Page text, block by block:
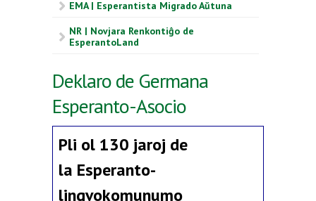
EMA | Esperantista Migrado Aŭtuna
NR | Novjara Renkontiĝo de
EsperantoLand
Deklaro de Germana
Esperanto-Asocio
Pli ol 130 jaroj de
la Esperanto-
lingvokomunumo